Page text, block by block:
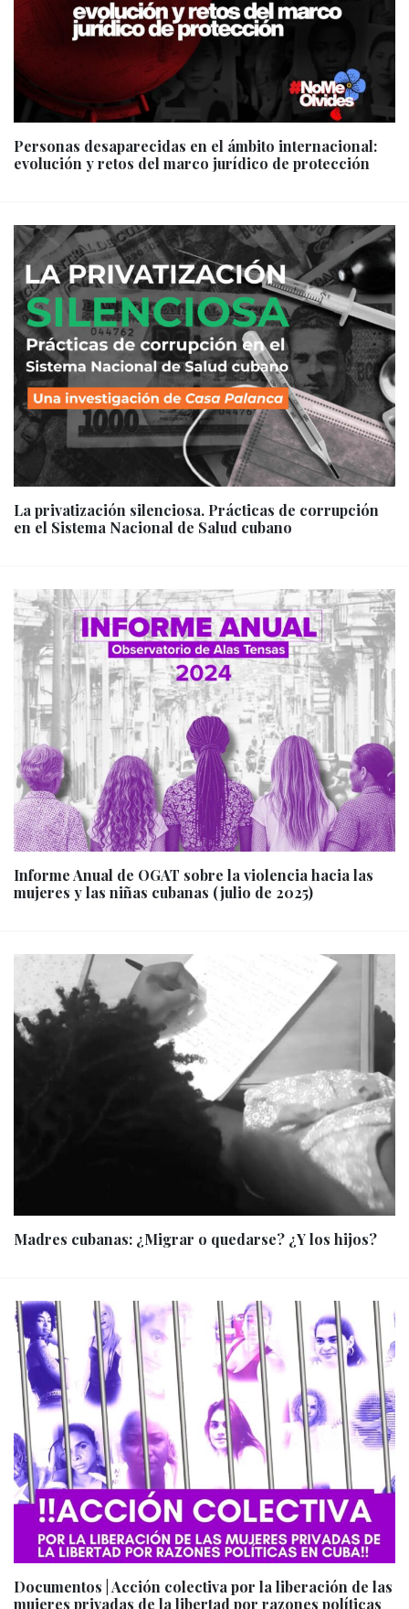
Personas desaparecidas en el ámbito internacional:
evolución y retos del marco jurídico de protección
La privatización silenciosa. Prácticas de corrupción
en el Sistema Nacional de Salud cubano
Informe Anual de OGAT sobre la violencia hacia las
mujeres y las niñas cubanas (julio de 2025)
Madres cubanas: ¿Migrar o quedarse? ¿Y los hijos?
Documentos | Acción colectiva por la liberación de las
mujeres privadas de la libertad por razones políticas